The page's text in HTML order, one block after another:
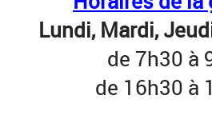
Lundi, Mardi,
de 7h30 à
de 16h30 à